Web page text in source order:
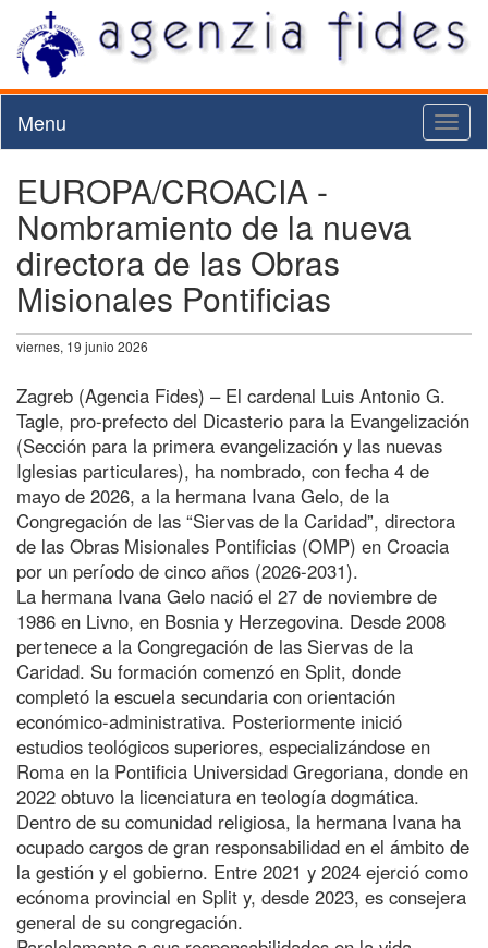
Menu
EUROPA/CROACIA -
Nombramiento de la nueva
directora de las Obras
Misionales Pontificias
viernes, 19 junio 2026
Zagreb (Agencia Fides) – El cardenal Luis Antonio G.
Tagle, pro-prefecto del Dicasterio para la Evangelización
(Sección para la primera evangelización y las nuevas
Iglesias particulares), ha nombrado, con fecha 4 de
mayo de 2026, a la hermana Ivana Gelo, de la
Congregación de las “Siervas de la Caridad”, directora
de las Obras Misionales Pontificias (OMP) en Croacia
por un período de cinco años (2026-2031).
La hermana Ivana Gelo nació el 27 de noviembre de
1986 en Livno, en Bosnia y Herzegovina. Desde 2008
pertenece a la Congregación de las Siervas de la
Caridad. Su formación comenzó en Split, donde
completó la escuela secundaria con orientación
económico-administrativa. Posteriormente inició
estudios teológicos superiores, especializándose en
Roma en la Pontificia Universidad Gregoriana, donde en
2022 obtuvo la licenciatura en teología dogmática.
Dentro de su comunidad religiosa, la hermana Ivana ha
ocupado cargos de gran responsabilidad en el ámbito de
la gestión y el gobierno. Entre 2021 y 2024 ejerció como
ecónoma provincial en Split y, desde 2023, es consejera
general de su congregación.